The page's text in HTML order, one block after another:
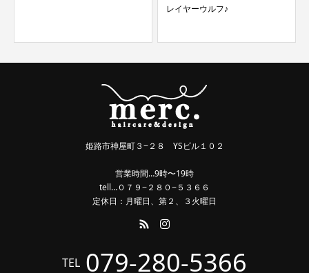
レイヤーウルフ♪
姫路市神屋町３−２８ YSビル１０２
営業時間…9時〜19時
tell…０７９−２８０−５３６６
定休日：月曜日、第２、３火曜日
TEL 079-280-5366